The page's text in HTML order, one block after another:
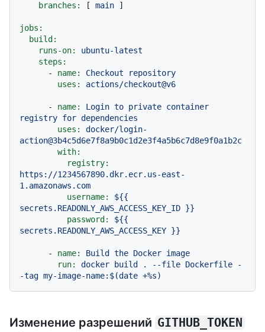
branches:
[ main ]
jobs:
build:
runs-on:
ubuntu-latest
steps:
-
name: Checkout
repository
uses:
actions/checkout@v6
- name: Login to private container
registry for dependencies
uses:
docker/login-
action@3b4c5d6e7f8a9b0c1d2e3f4a5b6c7d8e9f0a1b2c
with:
registry:
https://1234567890.dkr.ecr.us-east-
1.amazonaws.com
username:
${{
secrets.READONLY_AWS_ACCESS_KEY_ID }}
password:
${{
secrets.READONLY_AWS_ACCESS_KEY }}
- name: Build the Docker image
run:
docker build . --file Dockerfile
-
-tag my-image-name:$(date +%s)
Изменение разрешений GITHUB_TOKEN